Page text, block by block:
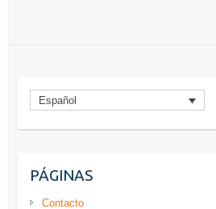
Español
PÁGINAS
Contacto